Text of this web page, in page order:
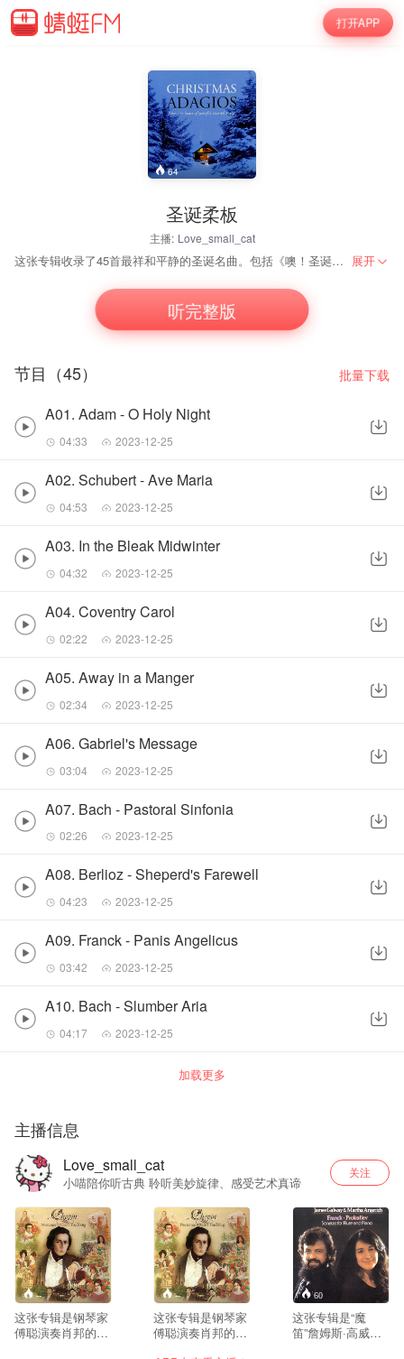
打开APP
64
圣诞柔板
主播: Love_small_cat
这张专辑收录了45首最祥和平静的圣诞名曲。包括《噢！圣诞夜》、《圣母颂》、《天使神粮》、《白色圣诞》、《第一个圣诞》、《玫瑰花冠》、《羔羊》、《噢！圣诞树》、《子夜时分》、《天使加百列的音讯》、《在甜蜜快乐里》、《伯利恒小城》等。参与录音的有帕瓦罗蒂、普莱丝、苔芭尔迪、卡娜娃等著名歌唱家，圣马丁学院室内乐团及合唱团、巴赫合唱团、剑桥国王学院合唱团、蒙特威尔第合唱团、圣保罗大教堂唱诗班、维也纳男童合唱团等七支世界闻名的合唱团。 专辑中不但有最优美的旋律，更网罗了诸多顶尖音乐家最令人动容的演出，名曲与名家相得益彰，也为圣诞节妆点出最动人的音韵。 展开
听完整版
节目（45） 批量下载
A01. Adam - O Holy Night
04:33 2023-12-25
A02. Schubert - Ave Maria
04:53 2023-12-25
A03. In the Bleak Midwinter
04:32 2023-12-25
A04. Coventry Carol
02:22 2023-12-25
A05. Away in a Manger
02:34 2023-12-25
A06. Gabriel's Message
03:04 2023-12-25
A07. Bach - Pastoral Sinfonia
02:26 2023-12-25
A08. Berlioz - Sheperd's Farewell
04:23 2023-12-25
A09. Franck - Panis Angelicus
03:42 2023-12-25
A10. Bach - Slumber Aria
04:17 2023-12-25
加载更多
主播信息
Love_small_cat
小喵陪你听古典 聆听美妙旋律、感受艺术真谛
关注
--
这张专辑是钢琴家
傅聪演奏肖邦的10
--
这张专辑是钢琴家
傅聪演奏肖邦的11
60
这张专辑是“魔
笛”詹姆斯·高威与